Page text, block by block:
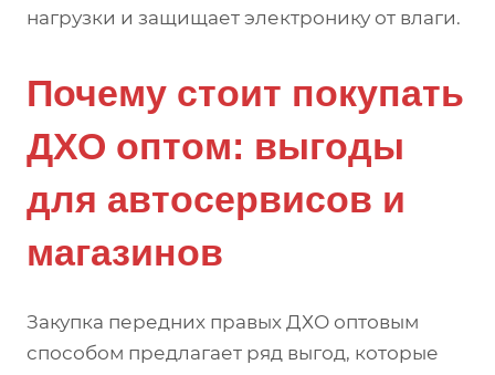
нагрузки и защищает электронику от влаги.
Почему стоит покупать
ДХО оптом: выгоды
для автосервисов и
магазинов
Закупка передних правых ДХО оптовым
способом предлагает ряд выгод, которые